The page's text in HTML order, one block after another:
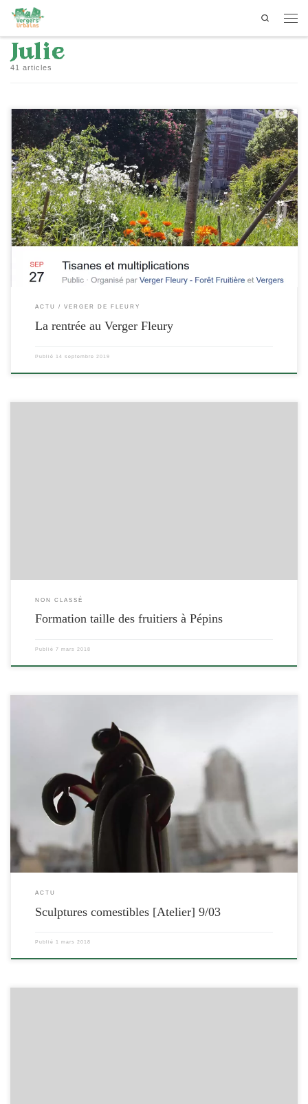
Passer au contenu
Search
Julie
41 articles
[…]
ACTU VERGER DE FLEURY
La rentrée au Verger Fleury
Publié 14 septembre 2019
NON CLASSÉ
Formation taille des fruitiers à Pépins
Publié 7 mars 2018
[…]
ACTU
Sculptures comestibles [Atelier] 9/03
Publié 1 mars 2018